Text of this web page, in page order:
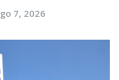
7, 2026